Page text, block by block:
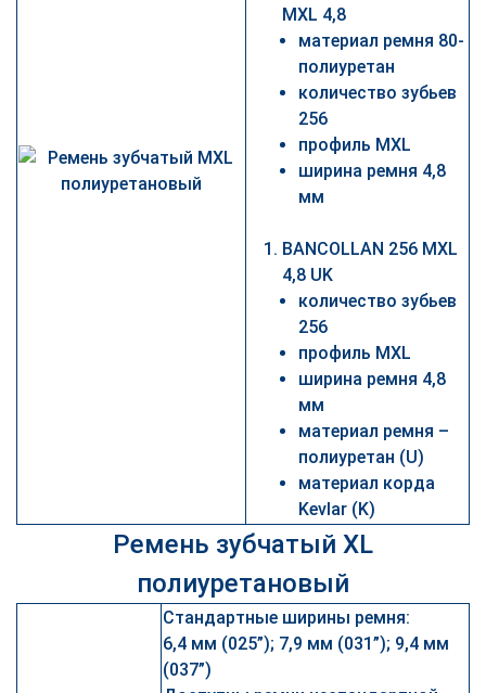
MXL 4,8
материал ремня 80-
полиуретан
количество зубьев
256
профиль MXL
ширина ремня 4,8
мм
BANCOLLAN 256 MXL
4,8 UK
количество зубьев
256
профиль MXL
ширина ремня 4,8
мм
материал ремня –
полиуретан (U)
материал корда
Kevlar (K)
Ремень зубчатый XL
полиуретановый
Стандартные ширины ремня:
6,4 мм (025”); 7,9 мм (031”); 9,4 мм
(037”)